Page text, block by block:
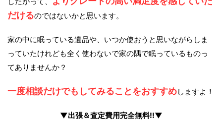
だけるのではないかと思います。
家の中に眠っている遺品や、いつか使おうと思いながらしま
っていたけれども全く使わないで家の隅で眠っているものっ
てありませんか？
一度相談だけでもしてみることをおすすめしますよ！
▼出張＆査定費用完全無料!!▼